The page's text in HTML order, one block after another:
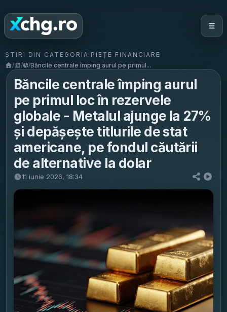
ȘTIRI DIN CATEGORIA PIEȚE FINANCIARE
/
/ /Băncile centrale împing aurul pe primul...
Băncile centrale împing aurul
pe primul loc în rezervele
globale - Metalul ajunge la 27%
și depășește titlurile de stat
americane, pe fondul căutării
de alternative la dolar
11 iunie 2026, 18:34